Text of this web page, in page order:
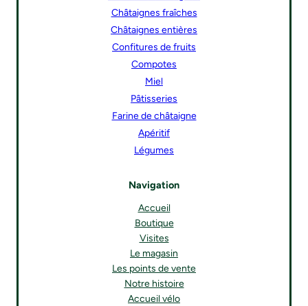
Châtaignes fraîches
Châtaignes entières
Confitures de fruits
Compotes
Miel
Pâtisseries
Farine de châtaigne
Apéritif
Légumes
Navigation
Accueil
Boutique
Visites
Le magasin
Les points de vente
Notre histoire
Accueil vélo